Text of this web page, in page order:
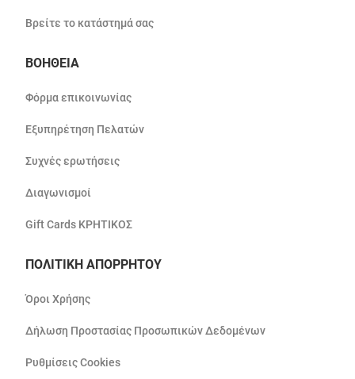
Βρείτε το κατάστημά σας
ΒΟΗΘΕΙΑ
Φόρμα επικοινωνίας
Εξυπηρέτηση Πελατών
Συχνές ερωτήσεις
Διαγωνισμοί
Gift Cards ΚΡΗΤΙΚΟΣ
ΠΟΛΙΤΙΚΗ ΑΠΟΡΡΗΤΟΥ
Όροι Χρήσης
Δήλωση Προστασίας Προσωπικών Δεδομένων
Ρυθμίσεις Cookies